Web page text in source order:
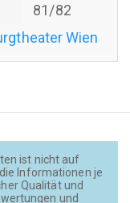
81/82
Wien
ist nicht auf
Informationen je
Qualität und
und